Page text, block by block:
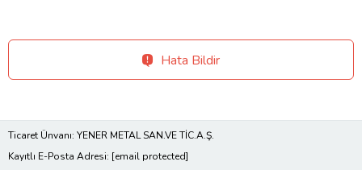
Hata Bildir
Ticaret Ünvanı: YENER METAL SAN.VE TİC.A.Ş.
Kayıtlı E-Posta Adresi: [email protected]